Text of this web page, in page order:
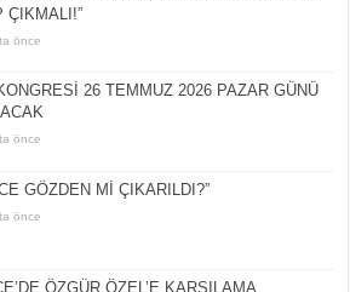
ÇIKMALI!”
önce
26 TEMMUZ 2026 PAZAR GÜNÜ
önce
GÖZDEN Mİ ÇIKARILDI?”
önce
ÖZGÜR ÖZEL’E KARŞILAMA